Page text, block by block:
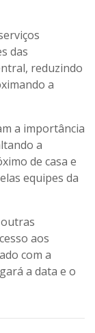
das
reduzindo
a
a importância
a
de casa e
equipes da
aos
com a
a data e o